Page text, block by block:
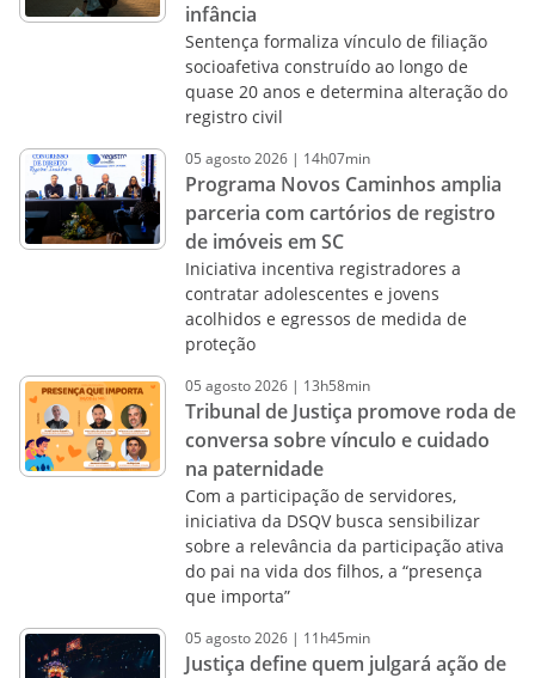
infância
Sentença formaliza vínculo de filiação
socioafetiva construído ao longo de
quase 20 anos e determina alteração do
registro civil
05 agosto2026 | 14h07min
Programa Novos Caminhos amplia
parceria com cartórios de registro
de imóveis em SC
Iniciativa incentiva registradores a
contratar adolescentes e jovens
acolhidos e egressos de medida de
proteção
05 agosto2026 | 13h58min
Tribunal de Justiça promove roda de
conversa sobre vínculo e cuidado
na paternidade
Com a participação de servidores,
iniciativa da DSQV busca sensibilizar
sobre a relevância da participação ativa
do pai na vida dos filhos, a “presença
que importa”
05 agosto2026 | 11h45min
Justiça define quem julgará ação de